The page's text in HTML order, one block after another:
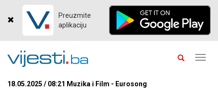
Preuzmite
aplikaciju
18.05.2025 / 08:21 Muzika i Film - Eurosong